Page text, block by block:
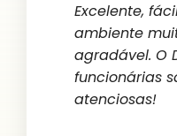
Excelente,
ambiente
agradável. O
funcionárias
atenciosas!
Ambiente
capacitados,
excelente.
equipe.
Ótima. Foi
fazem a
que as 5
Marcia Santos
A clínica dá
organização
o
Marcello Freitas
Gosto muito
desde a
atendimento
recomendo!